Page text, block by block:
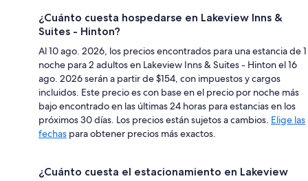
¿Cuánto cuesta hospedarse en Lakeview Inns &
Suites - Hinton?
Al 10 ago. 2026, los precios encontrados para una estancia de 1
noche para 2 adultos en Lakeview Inns & Suites - Hinton el 16
ago. 2026 serán a partir de $154, con impuestos y cargos
incluidos. Este precio es con base en el precio por noche más
bajo encontrado en las últimas 24 horas para estancias en los
próximos 30 días. Los precios están sujetos a cambios. Elige las
fechas para obtener precios más exactos.
¿Cuánto cuesta el estacionamiento en Lakeview